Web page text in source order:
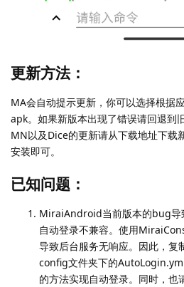
更新方法：
MA会自动提示更新，你可以选择根据
apk。如果新版本出现了错误请回退到
MN以及Dice的更新请从下载地址下载
安装即可。
已知问题：
MiraiAndroid当前版本的bug导
自动登录不兼容。使用
导致后台服务无响应。因此，复
config文件夹下的
的方法实现自动登录。同时，也